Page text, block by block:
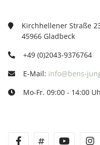
Kirchhellener Straße
45966 Gladbeck
+49 (0)2043-9376764
E-Mail: info@bens-
Mo-Fr. 09:00 - 14:00
facebooktwitter youtube